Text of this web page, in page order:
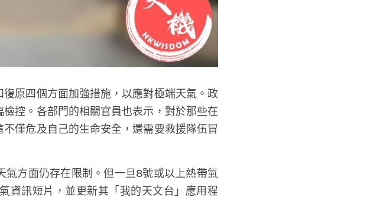
原四個方面加強措施，以應對極端天氣。政
控。各部門的相關官員也表示，對於那些在
僅危及自己的生命安全，還需要救援隊伍冒
方面仍存在限制。但一旦8號或以上熱帶氣
資訊短片，並更新其「我的天文台」應用程